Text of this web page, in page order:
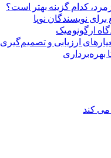
کدام گزینه بهتر است؟
نویسندگان نوپا
ارگونومیک
ارزیابی و تصمیم‌گیری
بهره‌برداری
کند